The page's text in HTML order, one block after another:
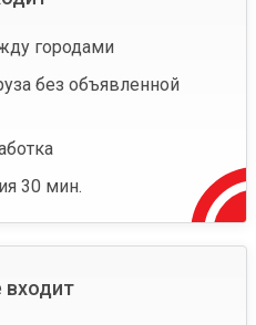
городами
без объявленной
30 мин.
входит